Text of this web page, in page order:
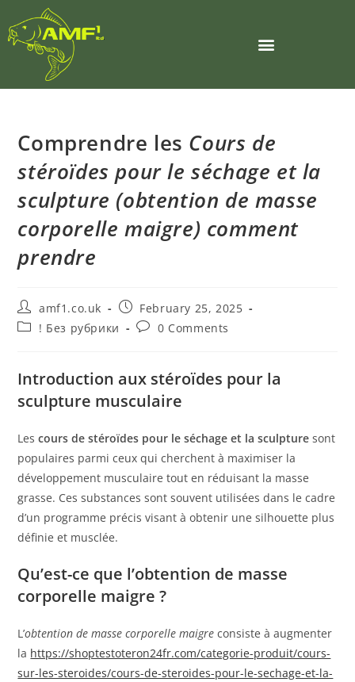
Comprendre les Cours de
stéroïdes pour le séchage et la
sculpture (obtention de masse
corporelle maigre) comment
prendre
amf1.co.uk
February 25, 2025
! Без рубрики
0 Comments
Introduction aux stéroïdes pour la
sculpture musculaire
Lescours de stéroïdes pour le séchage et la sculpture sont
populaires parmi ceux qui cherchent à maximiser la
développement musculaire tout en réduisant la masse
grasse. Ces substances sont souvent utilisées dans le cadre
d’un programme précis visant à obtenir une silhouette plus
définie et musclée.
Qu’est-ce que l’obtention de masse
corporelle maigre ?
L’obtention de masse corporelle maigre consiste à augmenter
la https://shoptestoteron24fr.com/categorie-produit/cours-
sur-les-steroides/cours-de-steroides-pour-le-sechage-et-la-